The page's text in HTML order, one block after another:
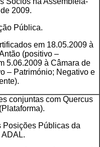
2009.
Pública.
em 18.05.2009 à
(positivo –
5.06.2009 à Câmara de
– Património; Negativo e
conjuntas com Quercus
Posições Públicas da
ADAL.